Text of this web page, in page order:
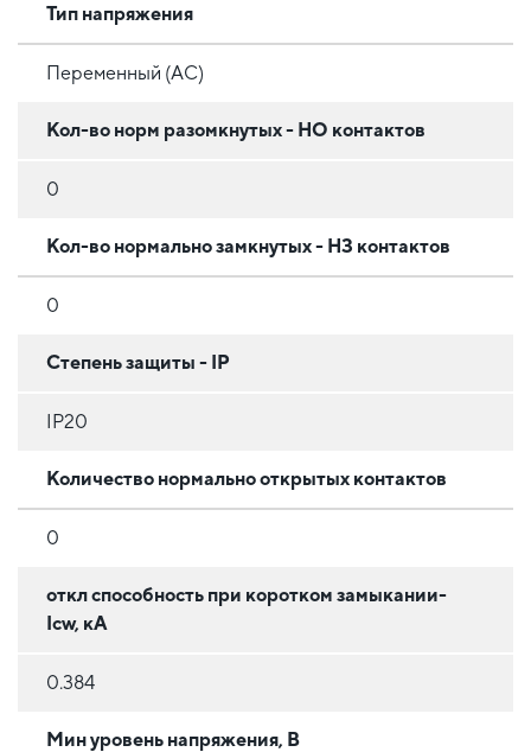
Тип напряжения
Переменный (AC)
Кол-во норм разомкнутых - НО контактов
0
Кол-во нормально замкнутых - НЗ контактов
0
Степень защиты - IP
IP20
Количество нормально открытых контактов
0
откл способность при коротком замыкании-
Icw, кА
0.384
Мин уровень напряжения, В